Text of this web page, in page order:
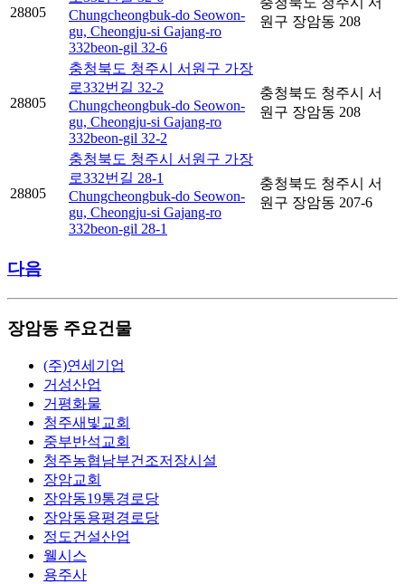
28805
Chungcheongbuk-do Seowon-
gu, Cheongju-si Gajang-ro
332beon-gil 32-6
원구 장암동 208
28805
충청북도 청주시 서원구 가장
로332번길 32-2
Chungcheongbuk-do Seowon-
gu, Cheongju-si Gajang-ro
332beon-gil 32-2
충청북도 청주시 서
원구 장암동 208
28805
충청북도 청주시 서원구 가장
로332번길 28-1
Chungcheongbuk-do Seowon-
gu, Cheongju-si Gajang-ro
332beon-gil 28-1
충청북도 청주시 서
원구 장암동 207-6
다음
장암동 주요건물
(주)연세기업
거성산업
거평화물
청주새빛교회
중부반석교회
청주농협남부건조저장시설
장암교회
장암동19통경로당
장암동용평경로당
정도건설산업
웰시스
용주사